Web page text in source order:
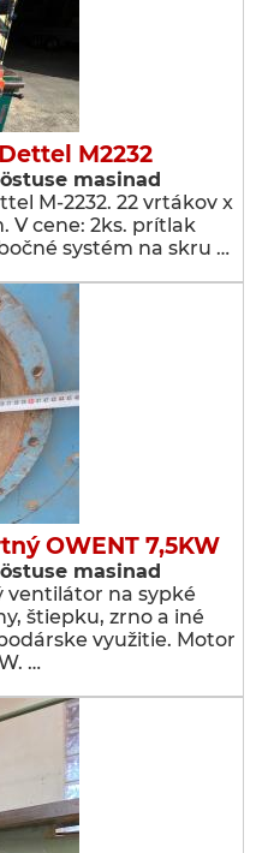
M2232
masinad
M-2232. 22 vrtákov x
V cene: 2ks. prítlak
systém na skru …
OWENT 7,5KW
masinad
na sypké
štiepku, zrno a iné
využitie. Motor
…